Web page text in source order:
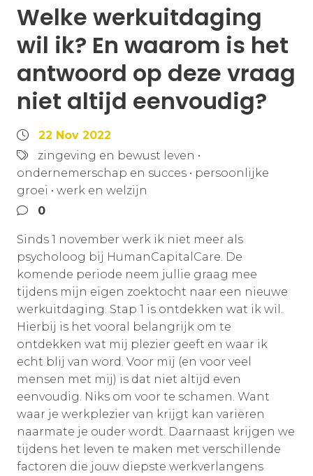
Welke werkuitdaging
wil ik? En waarom is het
antwoord op deze vraag
niet altijd eenvoudig?
22 Nov 2022
zingeving en bewust leven •
ondernemerschap en succes • persoonlijke
groei • werk en welzijn
0
Sinds 1 november werk ik niet meer als
psycholoog bij HumanCapitalCare. De
komende periode neem jullie graag mee
tijdens mijn eigen zoektocht naar een nieuwe
werkuitdaging. Stap 1 is ontdekken wat ik wil.
Hierbij is het vooral belangrijk om te
ontdekken wat mij plezier geeft en waar ik
echt blij van word. Voor mij (en voor veel
mensen met mij) is dat niet altijd even
eenvoudig. Niks om voor te schamen. Want
waar je werkplezier van krijgt kan variëren
naarmate je ouder wordt. Daarnaast krijgen we
tijdens het leven te maken met verschillende
factoren die jouw diepste werkverlangens